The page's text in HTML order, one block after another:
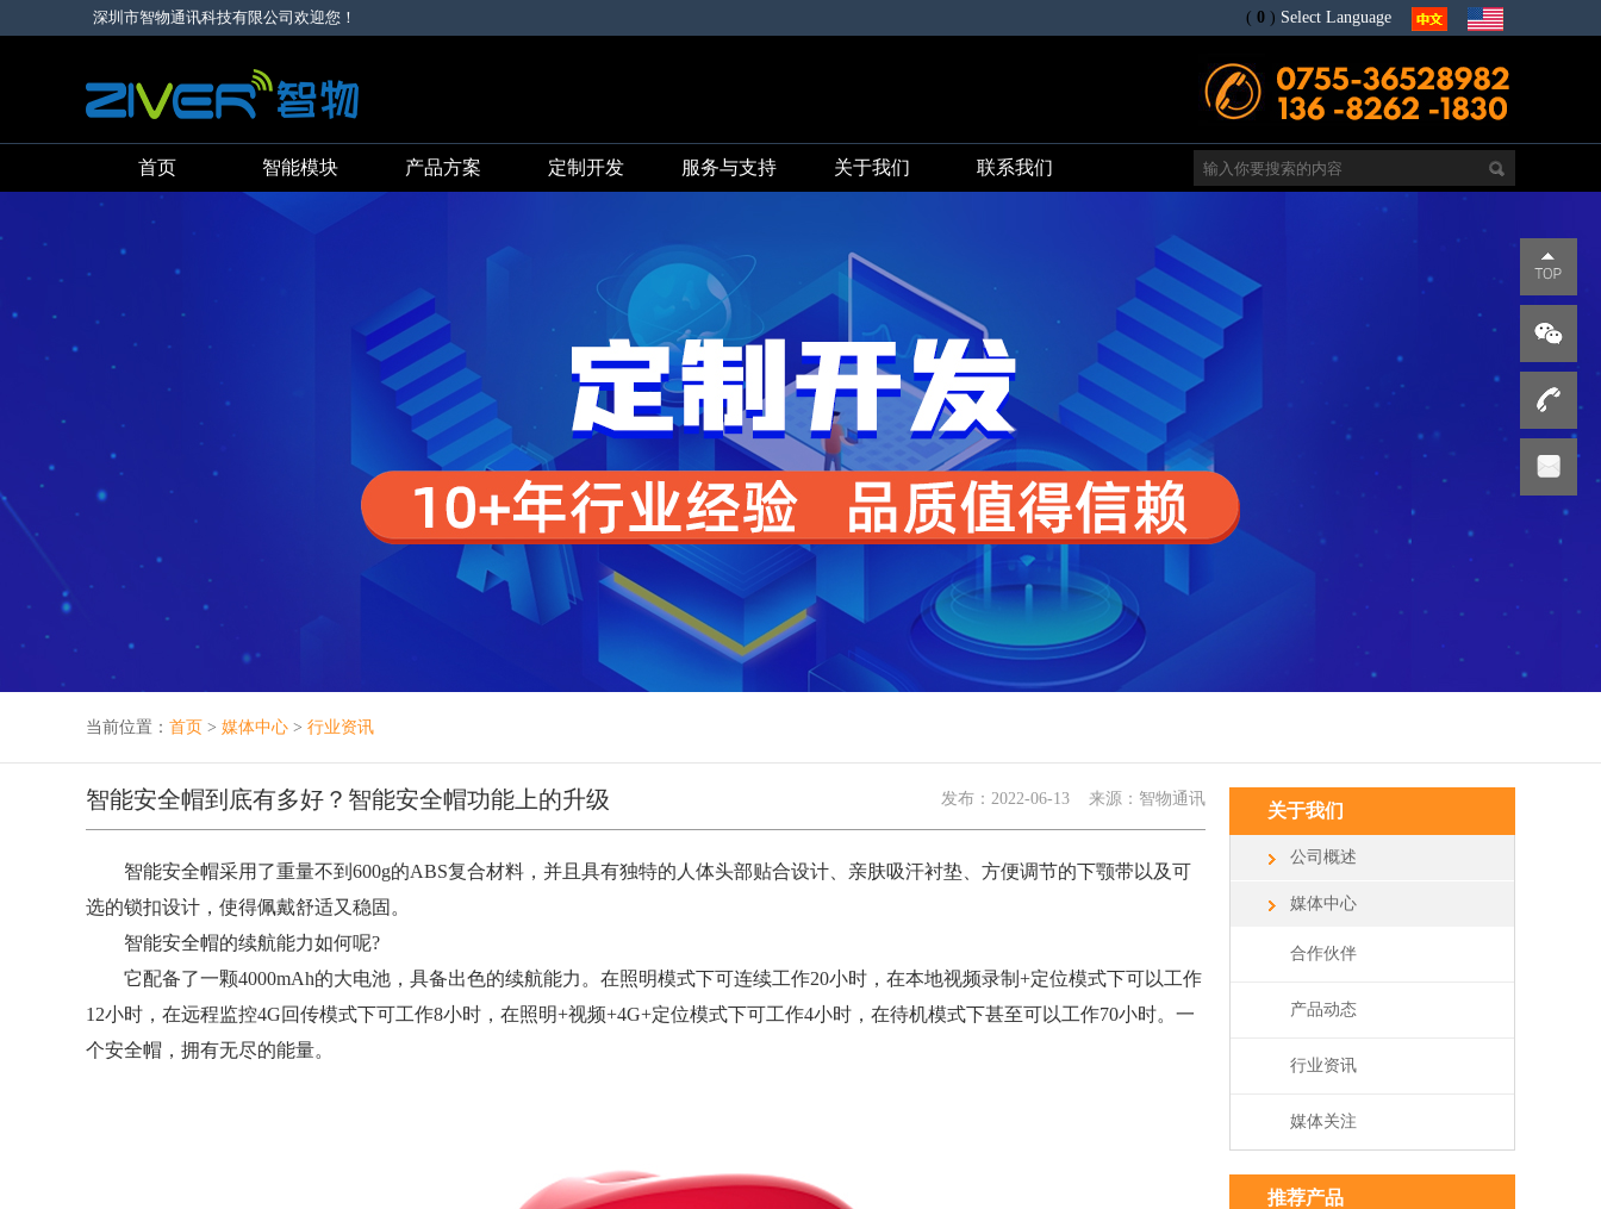
深圳市智物通讯科技有限公司欢迎您！ ( 0 ) Select Language
首页 智能模块 产品方案 定制开发 服务与支持 关于我们 联系我们
当前位置： 首页 > 媒体中心 > 行业资讯
智能安全帽到底有多好？智能安全帽功能上的升级 发布： 2022-06-13 来源：智物通讯
智能安全帽采用了重量不到600g的ABS复合材料，并且具有独特的人体头部贴合设计、亲肤吸汗衬垫、方便调节的下颚带以及可
选的锁扣设计，使得佩戴舒适又稳固。
智能安全帽的续航能力如何呢?
它配备了一颗4000mAh的大电池，具备出色的续航能力。在照明模式下可连续工作20小时，在本地视频录制+定位模式下可以工作
12小时，在远程监控4G回传模式下可工作8小时，在照明+视频+4G+定位模式下可工作4小时，在待机模式下甚至可以工作70小时。一
个安全帽，拥有无尽的能量。
关于我们
公司概述
媒体中心
合作伙伴
产品动态
行业资讯
媒体关注
推荐产品